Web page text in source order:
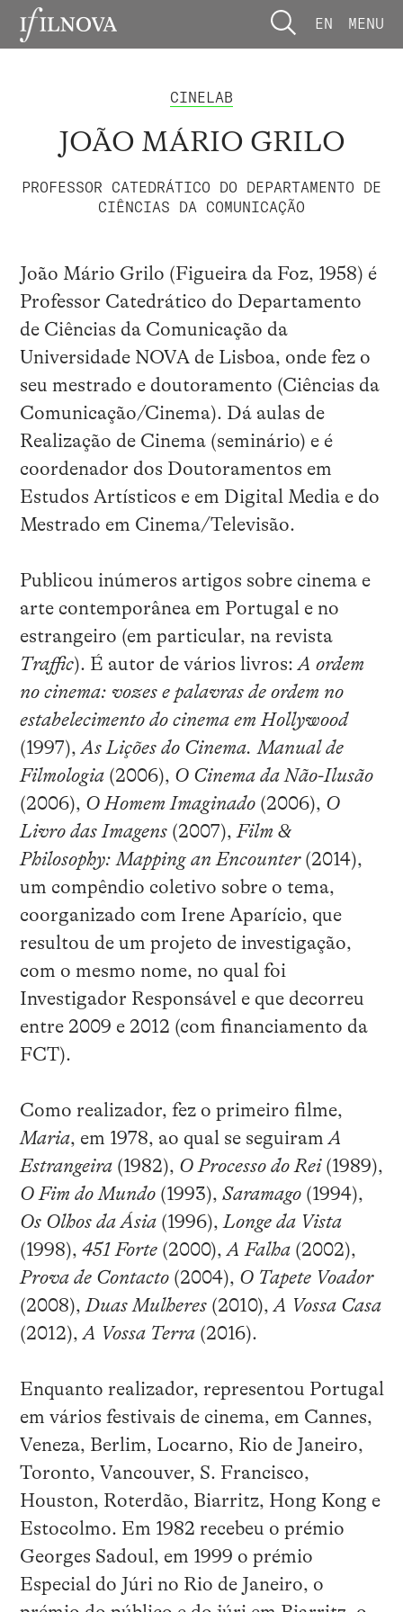
EN MENU
CINELAB
JOÃO MÁRIO GRILO
PROFESSOR CATEDRÁTICO DO DEPARTAMENTO DE
CIÊNCIAS DA COMUNICAÇÃO
João Mário Grilo (Figueira da Foz, 1958) é
Professor Catedrático do Departamento
de Ciências da Comunicação da
Universidade NOVA de Lisboa, onde fez o
seu mestrado e doutoramento (Ciências da
Comunicação/Cinema). Dá aulas de
Realização de Cinema (seminário) e é
coordenador dos Doutoramentos em
Estudos Artísticos e em Digital Media e do
Mestrado em Cinema/Televisão.
Publicou inúmeros artigos sobre cinema e
arte contemporânea em Portugal e no
estrangeiro (em particular, na revista
Traffic). É autor de vários livros:A ordem
no cinema: vozes e palavras de ordem no
estabelecimento do cinema em Hollywood
(1997),As Lições do Cinema. Manual de
Filmologia(2006), O Cinema da Não-Ilusão
(2006), O Homem Imaginado(2006), O
Livro das Imagens(2007),Film &
Philosophy: Mapping an Encounter(2014),
um compêndio coletivo sobre o tema,
coorganizado com Irene Aparício, que
resultou de um projeto de investigação,
com o mesmo nome, no qual foi
Investigador Responsável e que decorreu
entre 2009 e 2012 (com financiamento da
FCT).
Como realizador, fez o primeiro filme,
Maria, em 1978, ao qual se seguiramA
Estrangeira(1982), O Processo do Rei(1989),
O Fim do Mundo(1993), Saramago(1994),
Os Olhos da Ásia(1996),Longe da Vista
(1998), 451 Forte(2000),A Falha(2002),
Prova de Contacto(2004), O Tapete Voador
(2008),Duas Mulheres(2010),A Vossa Casa
(2012),A Vossa Terra(2016).
Enquanto realizador, representou Portugal
em vários festivais de cinema, em Cannes,
Veneza, Berlim, Locarno, Rio de Janeiro,
Toronto, Vancouver, S. Francisco,
Houston, Roterdão, Biarritz, Hong Kong e
Estocolmo. Em 1982 recebeu o prémio
Georges Sadoul, em 1999 o prémio
Especial do Júri no Rio de Janeiro, o